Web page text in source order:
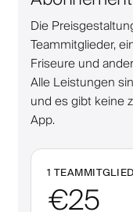
Die
Teammitglieder,
Friseure und
Alle Leistungen
und es gibt keine
App.
1 TEAMMITGLIED
€25